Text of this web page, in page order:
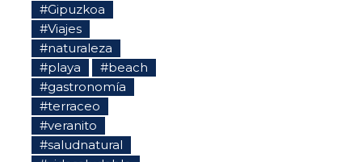
#Gipuzkoa
#Viajes
#naturaleza
#playa
#beach
#gastronomía
#terraceo
#veranito
#saludnatural